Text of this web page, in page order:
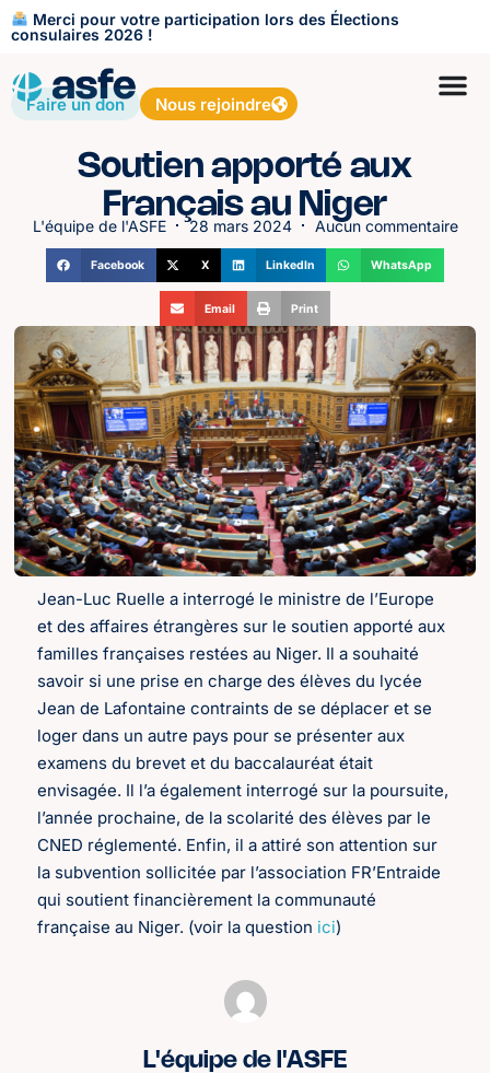
Merci pour votre participation lors des Élections
consulaires 2026 !
Faire un don Nous rejoindre
Soutien apporté aux
Français au Niger
L'équipe de l'ASFE 28 mars 2024 Aucun commentaire
Facebook X LinkedIn WhatsApp
Email Print
Jean-Luc Ruelle a interrogé le ministre de l’Europe
et des affaires étrangères sur le soutien apporté aux
familles françaises restées au Niger. Il a souhaité
savoir si une prise en charge des élèves du lycée
Jean de Lafontaine contraints de se déplacer et se
loger dans un autre pays pour se présenter aux
examens du brevet et du baccalauréat était
envisagée. Il l’a également interrogé sur la poursuite,
l’année prochaine, de la scolarité des élèves par le
CNED réglementé. Enfin, il a attiré son attention sur
la subvention sollicitée par l’association FR’Entraide
qui soutient financièrement la communauté
française au Niger. (voir la question ici)
L'équipe de l'ASFE